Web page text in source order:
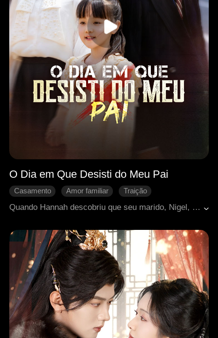
O Dia em Que Desisti do Meu Pai
Casamento Amor familiar
Traição
Quando Hannah descobriu que seu marido, Nigel, favorecia seu primeiro amor e o filho dele em vez de Xena, ela sabia que o casamento tinha chegado ao fim. Ela se divorciou. Xena deu ao pai uma última chance, mas ele a desapontou, e ela foi embora com Hannah. Quando Nigel percebeu seus erros, foi tarde demais. Xena já o tinha excluído de sua vida.